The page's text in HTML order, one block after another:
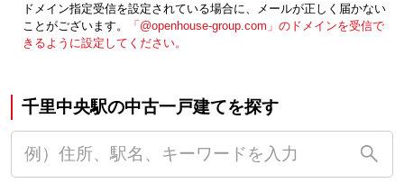
ドメイン指定受信を設定されている場合に、メールが正しく届かない
ことがございます。
「@openhouse-group.com」のドメインを受信で
きるように設定してください。
千里中央駅の中古一戸建てを探す